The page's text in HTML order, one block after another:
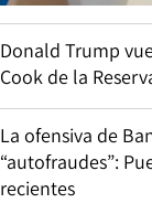
Donald Trump
Cook de la
La ofensiva de
“autofraudes”:
recientes